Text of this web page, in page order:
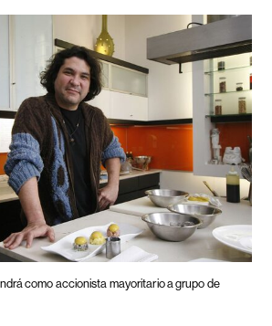
como accionista mayoritario a grupo de